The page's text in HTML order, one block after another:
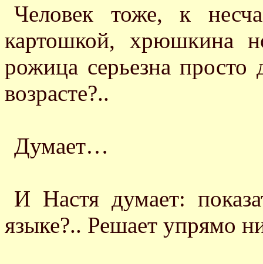
Человек тоже, к
картошкой, хрюшкина
рожица серьезна
возрасте?..
Думает…
И Настя думает:
языке?.. Решает упрямо